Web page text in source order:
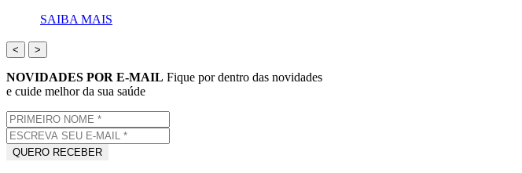
SAIBA MAIS
< >
NOVIDADES POR E-MAIL Fique por dentro das novidades
e cuide melhor da sua saúde